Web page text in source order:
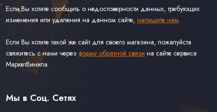
Если Вы хотите сообщить о недостоверности данных, требующих
изменения или удаления на данном сайте, напишите нам.
Если Вы хотите такой же сайт для своего магазина, пожалуйста
свяжитесь с нами через форму обратной связи на сайте сервиса
МаркетВинила.
Связаться С Нами
Оферта
Мы в Соц. Сетях